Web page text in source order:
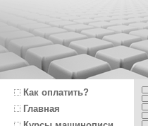
Как оплатить?
Главная